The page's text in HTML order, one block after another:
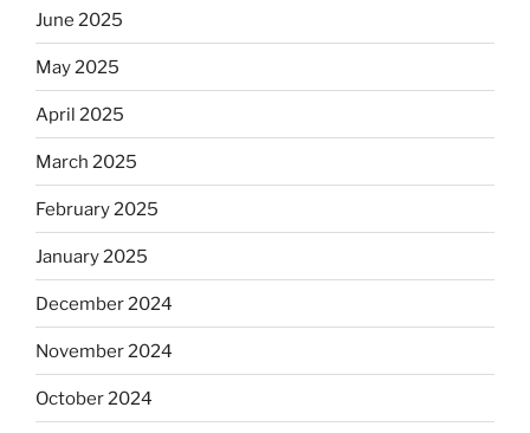
June 2025
May 2025
April 2025
March 2025
February 2025
January 2025
December 2024
November 2024
October 2024